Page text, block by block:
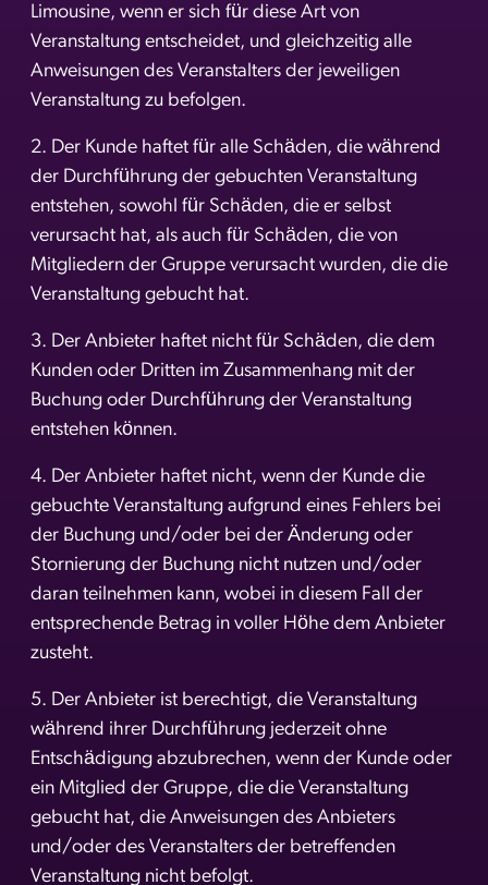
Limousine, wenn er sich für diese Art von
Veranstaltung entscheidet, und gleichzeitig alle
Anweisungen des Veranstalters der jeweiligen
Veranstaltung zu befolgen.
2. Der Kunde haftet für alle Schäden, die während
der Durchführung der gebuchten Veranstaltung
entstehen, sowohl für Schäden, die er selbst
verursacht hat, als auch für Schäden, die von
Mitgliedern der Gruppe verursacht wurden, die die
Veranstaltung gebucht hat.
3. Der Anbieter haftet nicht für Schäden, die dem
Kunden oder Dritten im Zusammenhang mit der
Buchung oder Durchführung der Veranstaltung
entstehen können.
4. Der Anbieter haftet nicht, wenn der Kunde die
gebuchte Veranstaltung aufgrund eines Fehlers bei
der Buchung und/oder bei der Änderung oder
Stornierung der Buchung nicht nutzen und/oder
daran teilnehmen kann, wobei in diesem Fall der
entsprechende Betrag in voller Höhe dem Anbieter
zusteht.
5. Der Anbieter ist berechtigt, die Veranstaltung
während ihrer Durchführung jederzeit ohne
Entschädigung abzubrechen, wenn der Kunde oder
ein Mitglied der Gruppe, die die Veranstaltung
gebucht hat, die Anweisungen des Anbieters
und/oder des Veranstalters der betreffenden
Veranstaltung nicht befolgt.